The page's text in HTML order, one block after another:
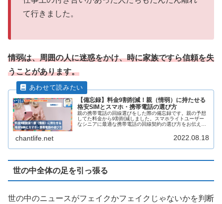
て行きました。
情弱は、周囲の人に迷惑をかけ、時に家族ですら信頼を失
うことがあります。
【備忘録】料金9割削減！親（情弱）に持たせる
格安SIMとスマホ・携帯電話の選び方
親の携帯電話の回線選びをした際の備忘録です。親の予想
してた料金から9割削減しました。スマホライトユーザー
なシニアに最適な携帯電話の回線契約の選び方をお伝えし
chantlife.net 2022.08.18
世の中全体の足を引っ張る
世の中のニュースがフェイクかフェイクじゃないかを判断